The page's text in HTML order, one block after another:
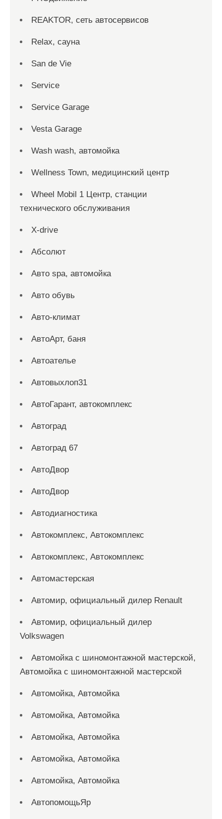
REAKTOR, сеть автосервисов
Relax, сауна
San dе Vie
Service
Service Garage
Vesta Garage
Wash wash, автомойка
Wellness Town, медицинский центр
Wheel Mobil 1 Центр, станции
технического обслуживания
X-drive
Абсолют
Авто spa, автомойка
Авто обувь
Авто-климат
АвтоАрт, баня
Автоателье
Автовыхлоп31
АвтоГарант, автокомплекс
Автоград
Автоград 67
АвтоДвор
АвтоДвор
Автодиагностика
Автокомплекс, Автокомплекс
Автокомплекс, Автокомплекс
Автомастерская
Автомир, официальный дилер Renault
Автомир, официальный дилер
Volkswagen
Автомойка с шиномонтажной мастерской,
Автомойка с шиномонтажной мастерской
Автомойка, Автомойка
Автомойка, Автомойка
Автомойка, Автомойка
Автомойка, Автомойка
Автомойка, Автомойка
АвтопомощьЯр